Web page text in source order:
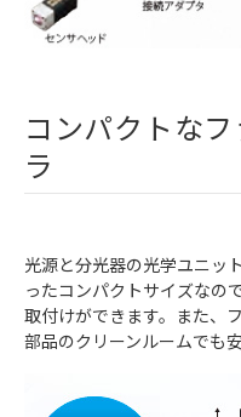
コンパクトな
ラ
光源と分光器の光学ユニッ
ったコンパクトサイズなの
取付けができます。また、
部品のクリーンルームでも